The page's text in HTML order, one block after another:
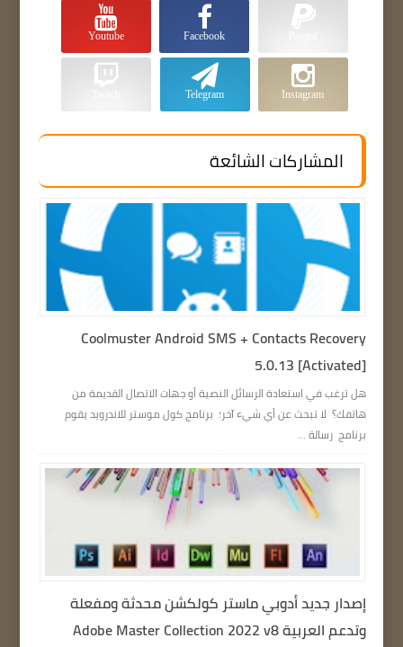
Facebook
Youtube
Instagram
Telegram
المشاركات الشائعة
Coolmuster Android SMS + Contacts Recovery
5.0.13 [Activated]
هل ترغب في استعادة الرسائل النصية أو جهات الاتصال القديمة من
هاتفك؟ لا تبحث عن أي شيء آخر؛ برنامج كول موستر للاندرويد يقوم
برنامج رسالة ...
إصدار جديد أدوبي ماستر كولكشن محدثة ومفعلة
وتدعم العربية Adobe Master Collection 2022 v8